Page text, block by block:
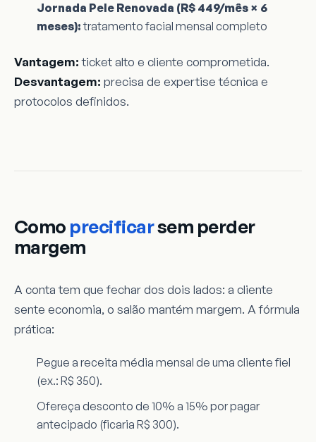
Jornada Pele Renovada (R$ 449/mês × 6
meses):tratamento facial mensal completo
Vantagem:ticket alto e cliente comprometida.
Desvantagem: precisa de expertise técnica e
protocolos definidos.
Como precificarsem perder
margem
A conta tem que fechar dos dois lados: a cliente
sente economia, o salão mantém margem. A fórmula
prática:
Pegue a receita média mensal de uma cliente fiel
(ex.: R$ 350).
Ofereça desconto de 10% a 15% por pagar
antecipado (ficaria R$ 300).